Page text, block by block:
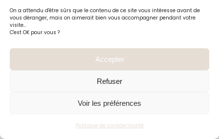
On a attendu d'être sûrs que le contenu de ce site vous intéresse avant de
vous déranger, mais on aimerait bien vous accompagner pendant votre
visite...
C'est OK pour vous ?
Accepter
Refuser
Voir les préférences
Politique de confidentialité
Guide des tailles
Guide d'entretien
Avis client
Points de vente